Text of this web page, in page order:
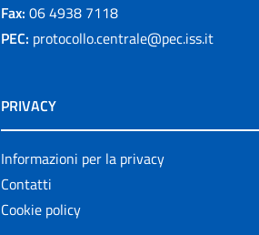
Fax: 06 4938 7118
PEC: protocollo.centrale@pec.iss.it
PRIVACY
Informazioni per la privacy
Contatti
Cookie policy